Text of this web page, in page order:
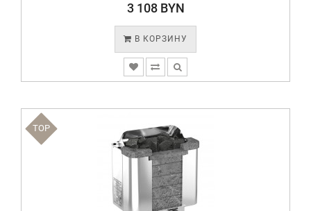
3 108 BYN
В КОРЗИНУ
TOP